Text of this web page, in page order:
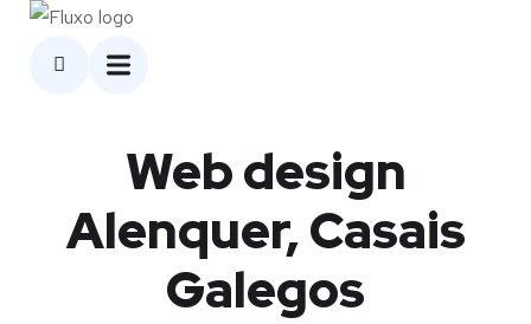
Web design
Alenquer, Casais
Galegos